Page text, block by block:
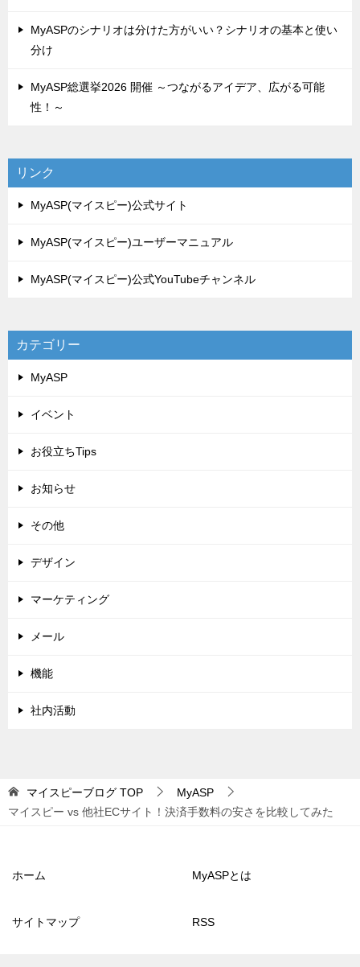
MyASPのシナリオは分けた方がいい？シナリオの基本と使い
分け
MyASP総選挙2026 開催 ～つながるアイデア、広がる可能
性！～
リンク
MyASP(マイスピー)公式サイト
MyASP(マイスピー)ユーザーマニュアル
MyASP(マイスピー)公式YouTubeチャンネル
カテゴリー
MyASP
イベント
お役立ちTips
お知らせ
その他
デザイン
マーケティング
メール
機能
社内活動
マイスピーブログ TOP
MyASP
マイスピー vs 他社ECサイト！決済手数料の安さを比較してみた
ホーム MyASPとは
サイトマップ RSS